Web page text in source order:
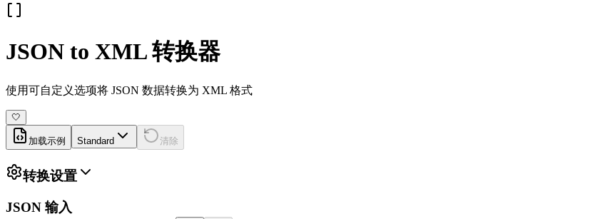
JSON to XML 转换器
使用可自定义选项将 JSON 数据转换为 XML 格式
🤍
加载示例 Standard 清除
转换设置
JSON 输入